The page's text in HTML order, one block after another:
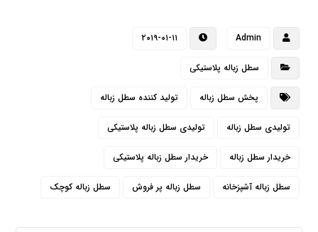
Admin ۲۰۱۹-۰۱-۱۱
سطل زباله پلاستیکی
پخش سطل زباله تولید کننده سطل زباله
تولیدی سطل زباله تولیدی سطل زباله پلاستیکی
خریدار سطل زباله خریدار سطل زباله پلاستیکی
سطل زباله آشپزخانه سطل زباله پر فروش سطل زباله کوچک